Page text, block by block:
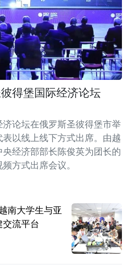
得堡国际经济论坛
论坛在俄罗斯圣彼得堡市举
表以线上线下方式出席。由越
经济部部长陈俊英为团长的
方式出席会议。
南大学生与亚
流平台